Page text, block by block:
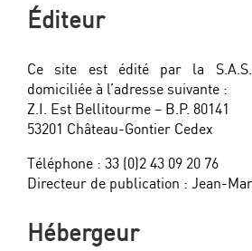
Éditeur
Ce site est édité par la S.A.S.
domiciliée à l’adresse suivante :
Z.I. Est Bellitourme – B.P. 80141
53201 Château-Gontier Cedex
Téléphone : 33 (0)2 43 09 20 76
Directeur de publication : Jean-
Hébergeur